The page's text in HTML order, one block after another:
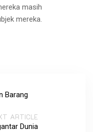
masih
mereka.
Barang
ARTICLE
Dunia